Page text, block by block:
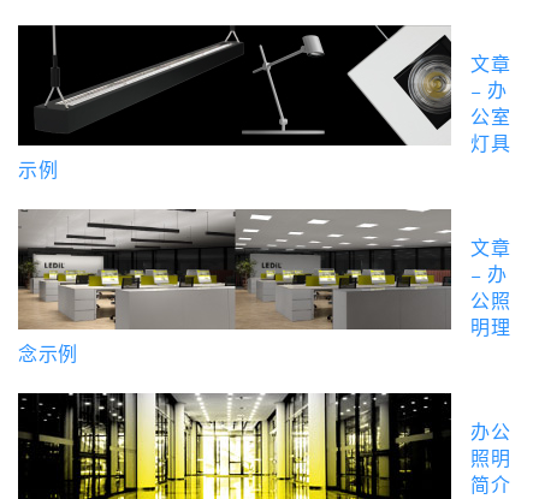
文章
– 办
公室
灯具
示例
文章
– 办
公照
明理
念示例
办公
照明
简介